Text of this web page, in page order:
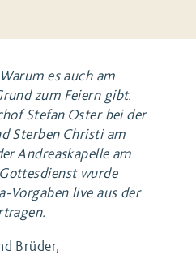
es auch am
zum Feiern gibt.
Stefan Oster bei der
Sterben Christi am
Andreaskapelle am
wurde
Vorgaben live aus der
Brüder,